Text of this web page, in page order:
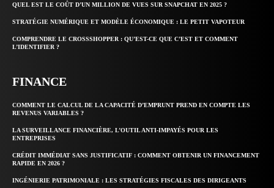
QUEL EST LE COÛT D’UN MILLION DE VUES SUR SNAPCHAT EN 2025 ?
STRATÉGIE NUMÉRIQUE ET MODÈLE ÉCONOMIQUE : LE PETIT VAPOTEUR
COMPRENDRE LE CROSSSHOPPER : QU’EST-CE QUE C’EST ET COMMENT
L’IDENTIFIER ?
FINANCE
COMMENT LE CALCUL DE LA CAPACITÉ D’EMPRUNT PREND EN COMPTE LES
REVENUS VARIABLES ?
LA SURVEILLANCE FINANCIÈRE, L’OUTIL ANTI-IMPAYÉS POUR LES
ENTREPRISES
CRÉDIT IMMÉDIAT SANS JUSTIFICATIF : COMMENT OBTENIR UN FINANCEMENT
RAPIDE EN 2026 ?
INGÉNIERIE PATRIMONIALE : LES STRATÉGIES FISCALES DES DIRIGEANTS